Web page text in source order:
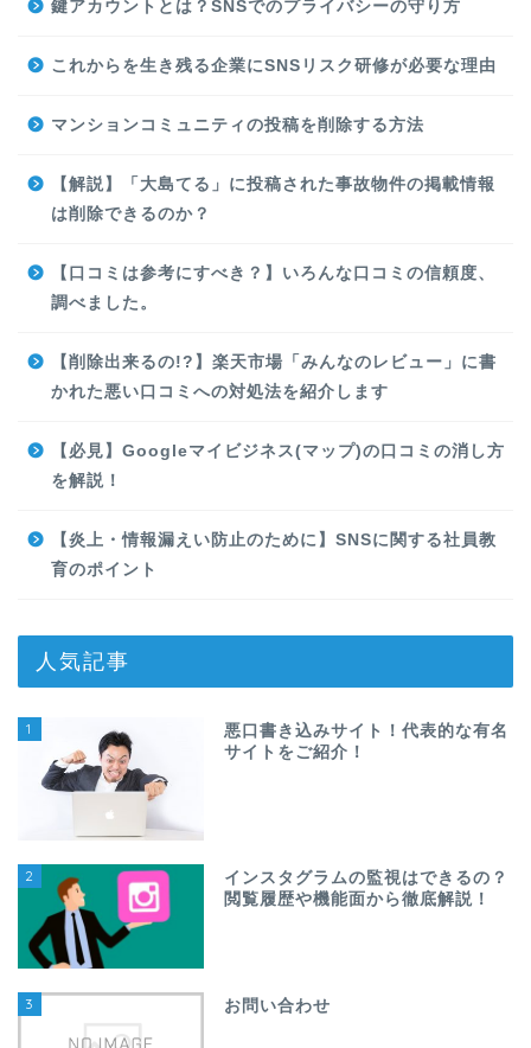
鍵アカウントとは？SNSでのプライバシーの守り方
これからを生き残る企業にSNSリスク研修が必要な理由
マンションコミュニティの投稿を削除する方法
【解説】「大島てる」に投稿された事故物件の掲載情報
は削除できるのか？
【口コミは参考にすべき？】いろんな口コミの信頼度、
調べました。
【削除出来るの!?】楽天市場「みんなのレビュー」に書
かれた悪い口コミへの対処法を紹介します
【必見】Googleマイビジネス(マップ)の口コミの消し方
を解説！
【炎上・情報漏えい防止のために】SNSに関する社員教
育のポイント
人気記事
1
悪口書き込みサイト！代表的な有名
サイトをご紹介！
2
インスタグラムの監視はできるの？
閲覧履歴や機能面から徹底解説！
3 お問い合わせ